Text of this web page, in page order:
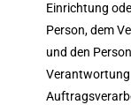
Einrichtung
Person, dem
und den